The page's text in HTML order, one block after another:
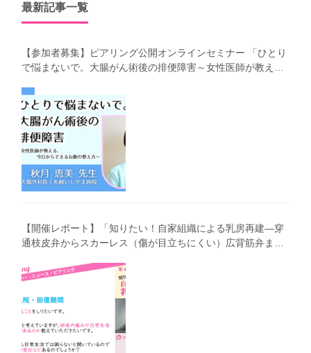
最新記事一覧
【参加者募集】ピアリング公開オンラインセミナー 「ひとり
で悩まないで。大腸がん術後の排便障害～女性医師が教え
【開催レポート】「知りたい！自家組織による乳房再建―穿
通枝皮弁からスカーレス（傷が目立ちにくい）広背筋弁まで